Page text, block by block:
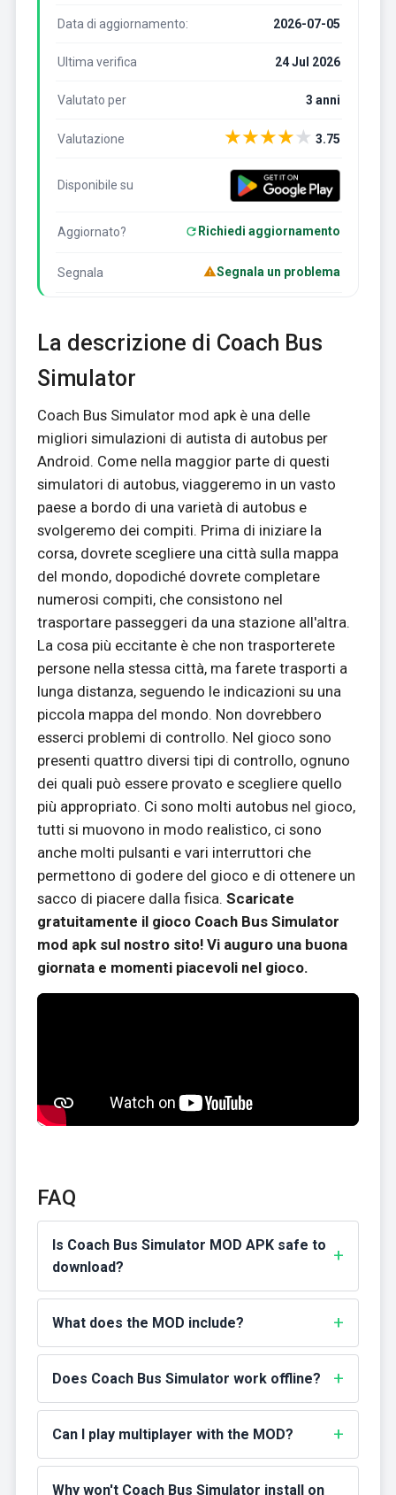
Data di aggiornamento: 2026-07-05
Ultima verifica 24 Jul 2026
Valutato per 3 anni
Valutazione ★★★★★ 3.75
Disponibile su
Aggiornato? Richiedi aggiornamento
Segnala Segnala un problema
La descrizione di Coach Bus
Simulator
Coach Bus Simulator mod apk è una delle
migliori simulazioni di autista di autobus per
Android. Come nella maggior parte di questi
simulatori di autobus, viaggeremo in un vasto
paese a bordo di una varietà di autobus e
svolgeremo dei compiti. Prima di iniziare la
corsa, dovrete scegliere una città sulla mappa
del mondo, dopodiché dovrete completare
numerosi compiti, che consistono nel
trasportare passeggeri da una stazione all'altra.
La cosa più eccitante è che non trasporterete
persone nella stessa città, ma farete trasporti a
lunga distanza, seguendo le indicazioni su una
piccola mappa del mondo. Non dovrebbero
esserci problemi di controllo. Nel gioco sono
presenti quattro diversi tipi di controllo, ognuno
dei quali può essere provato e scegliere quello
più appropriato. Ci sono molti autobus nel gioco,
tutti si muovono in modo realistico, ci sono
anche molti pulsanti e vari interruttori che
permettono di godere del gioco e di ottenere un
sacco di piacere dalla fisica. Scaricate
gratuitamente il gioco Coach Bus Simulator
mod apk sul nostro sito! Vi auguro una buona
giornata e momenti piacevoli nel gioco.
FAQ
Is Coach Bus Simulator MOD APK safe to
download?
What does the MOD include?
Does Coach Bus Simulator work offline?
Can I play multiplayer with the MOD?
Why won't Coach Bus Simulator install on